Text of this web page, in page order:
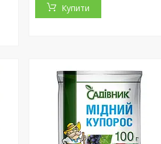
Купити